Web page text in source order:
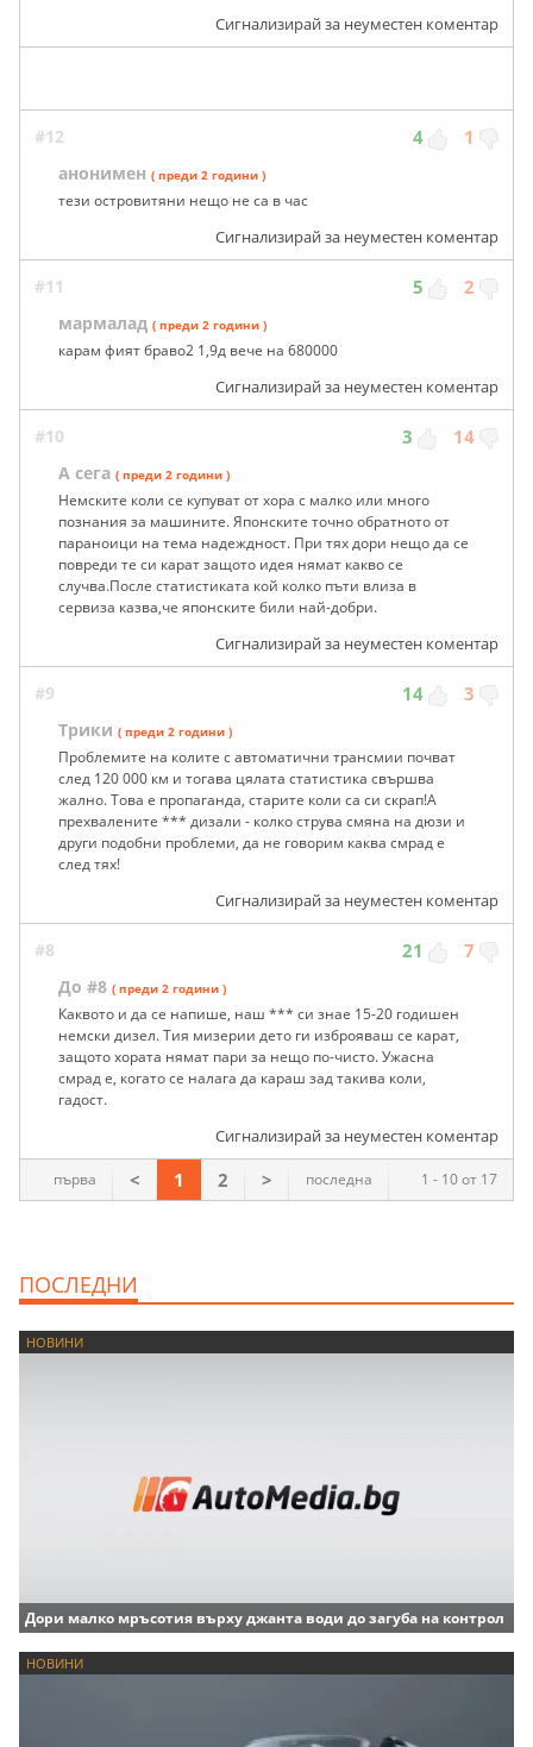
Сигнализирай за неуместен коментар
#12 4 1
анонимен ( преди 2 години )
тези островитяни нещо не са в час
Сигнализирай за неуместен коментар
#11 5 2
мармалад ( преди 2 години )
карам фият браво2 1,9д вече на 680000
Сигнализирай за неуместен коментар
#10 3 14
А сега ( преди 2 години )
Немските коли се купуват от хора с малко или много
познания за машините. Японските точно обратното от
параноици на тема надеждност. При тях дори нещо да се
повреди те си карат защото идея нямат какво се
случва.После статистиката кой колко пъти влиза в
сервиза казва,че японските били най-добри.
Сигнализирай за неуместен коментар
#9 14 3
Трики ( преди 2 години )
Проблемите на колите с автоматични трансмии почват
след 120 000 км и тогава цялата статистика свършва
жално. Това е пропаганда, старите коли са си скрап!А
прехвалените *** дизали - колко струва смяна на дюзи и
други подобни проблеми, да не говорим каква смрад е
след тях!
Сигнализирай за неуместен коментар
#8 21 7
До #8 ( преди 2 години )
Каквото и да се напише, наш *** си знае 15-20 годишен
немски дизел. Тия мизерии дето ги изброяваш се карат,
защото хората нямат пари за нещо по-чисто. Ужасна
смрад е, когато се налага да караш зад такива коли,
гадост.
Сигнализирай за неуместен коментар
1 - 10 от 17
първа < 1 2 > последна
ПОСЛЕДНИ
НОВИНИ
Дори малко мръсотия върху джанта води до загуба на контрол
НОВИНИ